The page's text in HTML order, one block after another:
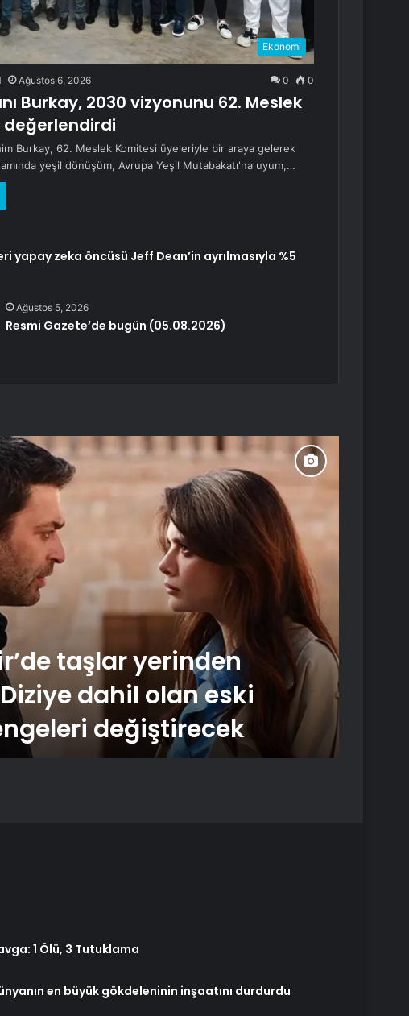
Ekonomi
Ağustos 6, 2026 0 0
Burkay, 2030 vizyonunu 62. Meslek
değerlendirdi
Burkay, 62. Meslek Komitesi üyeleriyle bir araya gelerek
yeşil dönüşüm, Avrupa Yeşil Mutabakatı'na uyum,…
yapay zeka öncüsü Jeff Dean’in ayrılmasıyla %5
Ağustos 5, 2026
Resmi Gazete’de bugün (05.08.2026)
taşlar yerinden
dahil olan eski
değiştirecek
1 Ölü, 3 Tutuklama
en büyük gökdeleninin inşaatını durdurdu